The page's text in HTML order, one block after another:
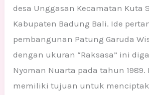
desa Unggasan Kecamatan Kuta
Kabupaten Badung Bali. Ide
pembangunan Patung Garuda
dengan ukuran “Raksasa” ini
Nyoman Nuarta pada tahun
memiliki tujuan untuk
sudah
rampung!